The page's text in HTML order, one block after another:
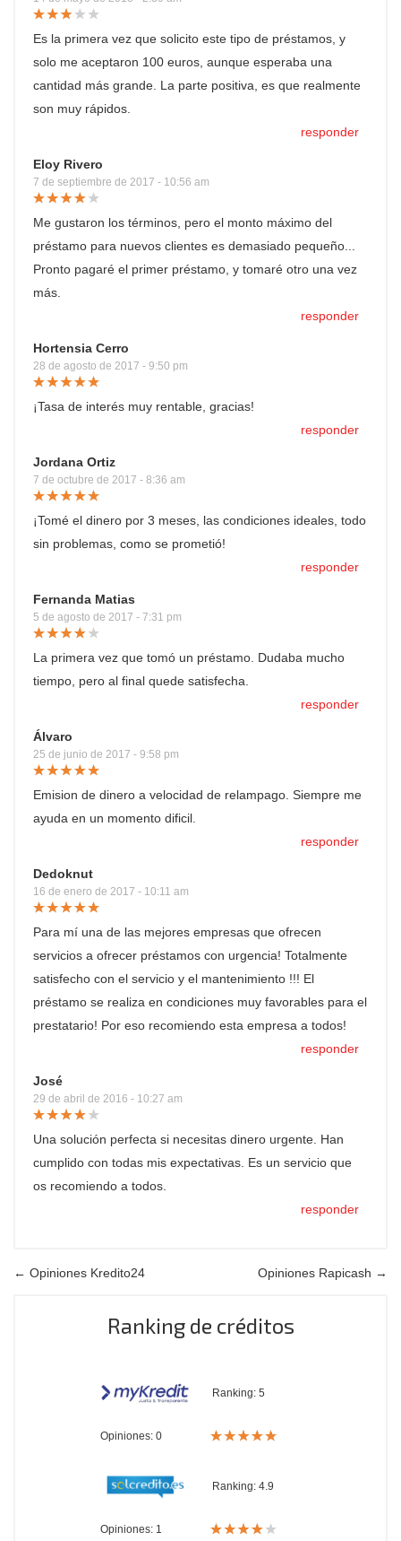
Es la primera vez que solicito este tipo de préstamos, y
solo me aceptaron 100 euros, aunque esperaba una
cantidad más grande. La parte positiva, es que realmente
son muy rápidos.
responder
Eloy Rivero
7 de septiembre de 2017 - 10:56 am
Me gustaron los términos, pero el monto máximo del
préstamo para nuevos clientes es demasiado pequeño...
Pronto pagaré el primer préstamo, y tomaré otro una vez
más.
responder
Hortensia Cerro
28 de agosto de 2017 - 9:50 pm
¡Tasa de interés muy rentable, gracias!
responder
Jordana Ortiz
7 de octubre de 2017 - 8:36 am
¡Tomé el dinero por 3 meses, las condiciones ideales, todo
sin problemas, como se prometió!
responder
Fernanda Matias
5 de agosto de 2017 - 7:31 pm
La primera vez que tomó un préstamo. Dudaba mucho
tiempo, pero al final quede satisfecha.
responder
Álvaro
25 de junio de 2017 - 9:58 pm
Emision de dinero a velocidad de relampago. Siempre me
ayuda en un momento dificil.
responder
Dedoknut
16 de enero de 2017 - 10:11 am
Para mí una de las mejores empresas que ofrecen
servicios a ofrecer préstamos con urgencia! Totalmente
satisfecho con el servicio y el mantenimiento !!! El
préstamo se realiza en condiciones muy favorables para el
prestatario! Por eso recomiendo esta empresa a todos!
responder
José
29 de abril de 2016 - 10:27 am
Una solución perfecta si necesitas dinero urgente. Han
cumplido con todas mis expectativas. Es un servicio que
os recomiendo a todos.
responder
← Opiniones Kredito24 Opiniones Rapicash →
Ranking de créditos
Ranking: 5
Opiniones: 0
Ranking: 4.9
Opiniones: 1